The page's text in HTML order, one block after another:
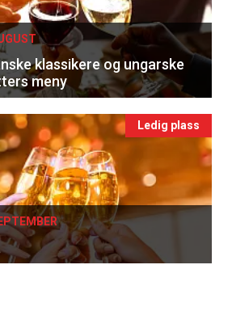
klassikere og ungarske
meny
Ledig plass